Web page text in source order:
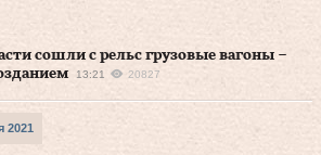
сошли с рельс грузовые вагоны –
13:21 20827
2021